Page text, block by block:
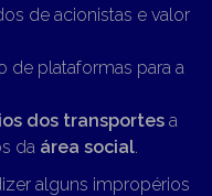
de acionistas e valor
de plataformas para a
dos transportes a
da área social.
alguns impropérios